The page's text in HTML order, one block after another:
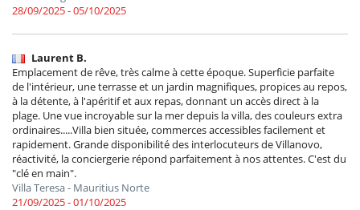
28/09/2025 - 05/10/2025
Laurent B.
Emplacement de rêve, très calme à cette époque. Superficie parfaite
de l'intérieur, une terrasse et un jardin magnifiques, propices au repos,
à la détente, à l'apéritif et aux repas, donnant un accès direct à la
plage. Une vue incroyable sur la mer depuis la villa, des couleurs extra
ordinaires.....Villa bien située, commerces accessibles facilement et
rapidement. Grande disponibilité des interlocuteurs de Villanovo,
réactivité, la conciergerie répond parfaitement à nos attentes. C'est du
"clé en main".
Villa Teresa - Mauritius Norte
21/09/2025 - 01/10/2025